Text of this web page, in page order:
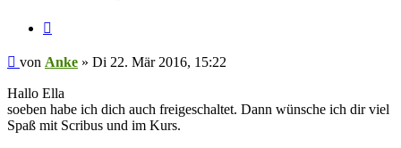
Beitrag
von Anke » Di 22. Mär 2016, 15:22
Hallo Ella
soeben habe ich dich auch freigeschaltet. Dann wünsche ich dir viel
Spaß mit Scribus und im Kurs.